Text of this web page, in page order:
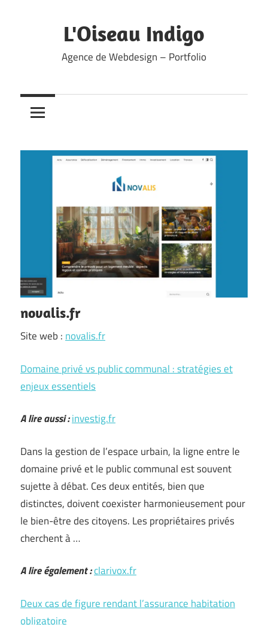
L'Oiseau Indigo
Agence de Webdesign – Portfolio
novalis.fr
Site web : novalis.fr
Domaine privé vs public communal : stratégies et
enjeux essentiels
A lire aussi :investig.fr
Dans la gestion de l’espace urbain, la ligne entre le
domaine privé et le public communal est souvent
sujette à débat. Ces deux entités, bien que
distinctes, doivent coexister harmonieusement pour
le bien-être des citoyens. Les propriétaires privés
cherchent à …
A lire également :clarivox.fr
Deux cas de figure rendant l’assurance habitation
obligatoire